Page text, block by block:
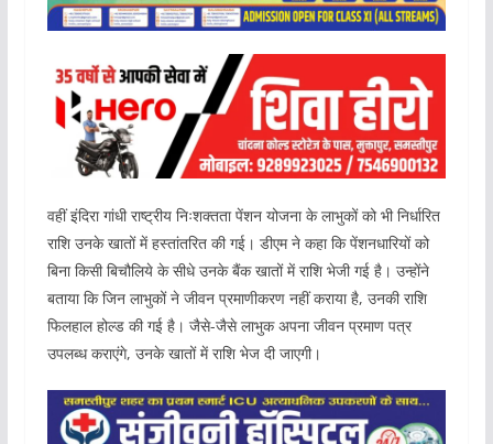
वहीं इंदिरा गांधी राष्ट्रीय निःशक्तता पेंशन योजना के लाभुकों को भी निर्धारित
राशि उनके खातों में हस्तांतरित की गई। डीएम ने कहा कि पेंशनधारियों को
बिना किसी बिचौलिये के सीधे उनके बैंक खातों में राशि भेजी गई है। उन्होंने
बताया कि जिन लाभुकों ने जीवन प्रमाणीकरण नहीं कराया है, उनकी राशि
फिलहाल होल्ड की गई है। जैसे-जैसे लाभुक अपना जीवन प्रमाण पत्र
उपलब्ध कराएंगे, उनके खातों में राशि भेज दी जाएगी।